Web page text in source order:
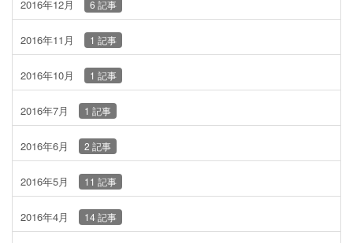
2016年12月 6 記事
2016年11月 1 記事
2016年10月 1 記事
2016年7月 1 記事
2016年6月 2 記事
2016年5月 11 記事
2016年4月 14 記事